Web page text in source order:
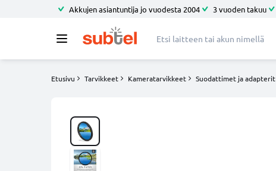
Akkujen asiantuntija jo vuodesta 2004 3 vuoden takuu
Etusivu Tarvikkeet Kameratarvikkeet Suodattimet ja adapterit